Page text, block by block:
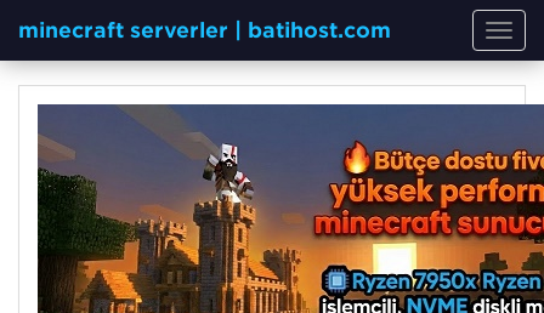
minecraft serverler | batihost.com